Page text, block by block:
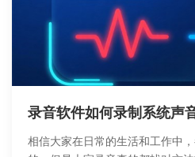
录音软件如何录制系统声
相信大家在日常的生活和工作中